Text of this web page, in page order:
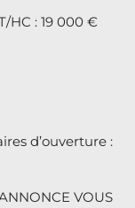
HC : 19 000 €
d’ouverture :
VOUS